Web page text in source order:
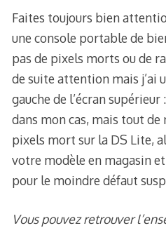
Faites toujours bien
une console portable de
pas de pixels morts ou de
de suite attention mais j’ai
gauche de l’écran supérieur
dans mon cas, mais tout de
pixels mort sur la DS Lite,
votre modèle en magasin
pour le moindre défaut
Vous pouvez retrouver